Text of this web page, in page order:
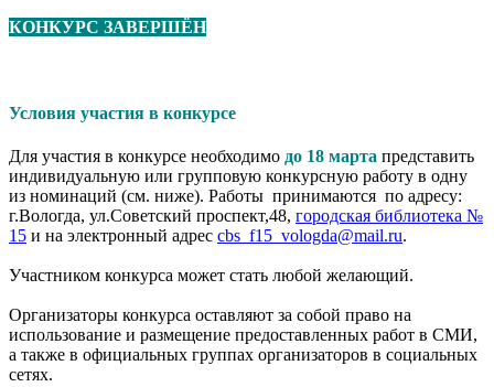
КОНКУРС ЗАВЕРШЁН
Условия участия в конкурсе
Для участия в конкурсе необходимо до 18 марта представить
индивидуальную или групповую конкурсную работу в одну
из номинаций (см. ниже). Работы принимаются по адресу:
г.Вологда, ул.Советский проспект,48, городская библиотека №
15 и на электронный адрес cbs_f15_vologda@mail.ru.
Участником конкурса может стать любой желающий.
Организаторы конкурса оставляют за собой право на
использование и размещение предоставленных работ в СМИ,
а также в официальных группах организаторов в социальных
сетях.